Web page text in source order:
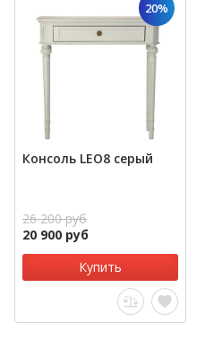
20%
Консоль LEO8 серый
26 200 руб
20 900 руб
Купить